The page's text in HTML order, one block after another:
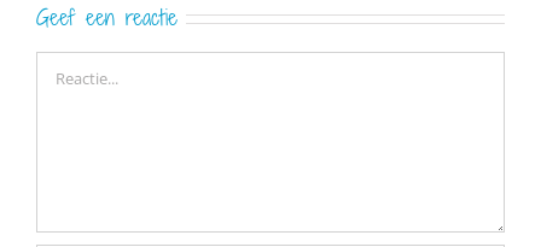
Geef een reactie